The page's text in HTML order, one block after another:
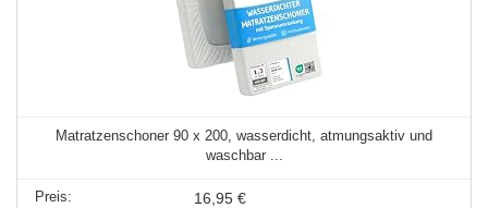
Matratzenschoner 90 x 200, wasserdicht, atmungsaktiv und
waschbar ...
16,95 €